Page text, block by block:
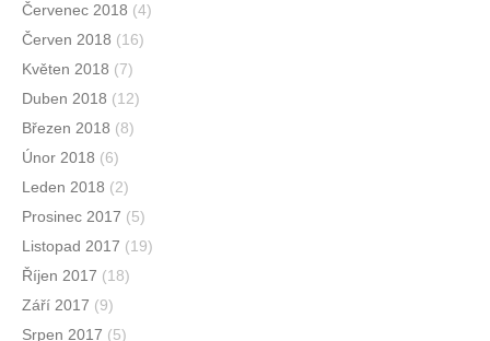
Červenec 2018 (4)
Červen 2018 (16)
Květen 2018 (7)
Duben 2018 (12)
Březen 2018 (8)
Únor 2018 (6)
Leden 2018 (2)
Prosinec 2017 (5)
Listopad 2017 (19)
Říjen 2017 (18)
Září 2017 (9)
Srpen 2017 (5)